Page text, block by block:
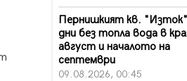
Пернишкият кв.
дни без топла вода в
август и началото на
септември
09.08.2026, 00:45